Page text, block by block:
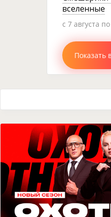
вселенные
c 7 августа
Показать